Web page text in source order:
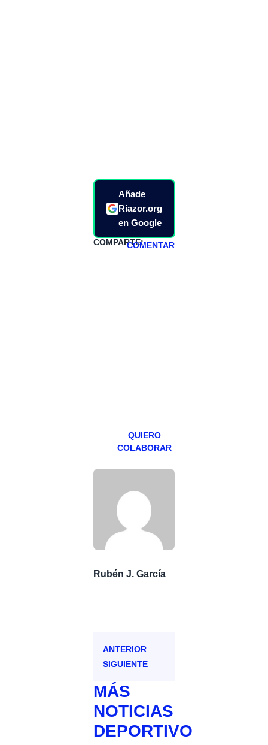
Añade
Riazor.org
en Google
COMPARTE:COMENTAR
QUIERO
COLABORAR
Rubén J. García
ANTERIOR
SIGUIENTE
MÁS
NOTICIAS
DEPORTIVO